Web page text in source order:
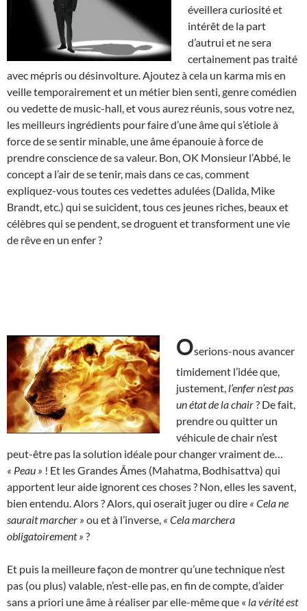
éveillera curiosité et
intérêt de la part
d’autrui et ne sera
certainement pas traité
avec mépris ou désinvolture. Ajoutez à cela un karma mis en
veille temporairement et un métier bien senti, genre comédien
ou vedette de music-hall, et vous aurez réunis, sous votre nez,
les meilleurs ingrédients pour faire d’une âme qui s’étiole à
force de se sentir minable, une âme épanouie à force de
prendre conscience de sa valeur. Bon, OK Monsieur l’Abbé, le
concept a l’air de se tenir, mais dans ce cas, comment
expliquez-vous toutes ces vedettes adulées (Dalida, Mike
Brandt, etc.) qui se suicident, tous ces jeunes riches, beaux et
célèbres qui se pendent, se droguent et transforment une vie
de rêve en un enfer ?
Oserions-nous avancer
timidement l’idée que,
justement, l’enfer n’est pas
un état de la chair? De fait,
prendre ou quitter un
véhicule de chair n’est
peut-être pas la solution idéale pour changer vraiment de…
« Peau » ! Et les Grandes Âmes (Mahatma, Bodhisattva) qui
apportent leur aide ignorent ces choses ? Non, elles les savent,
bien entendu. Alors ? Alors, qui oserait juger ou dire « Cela ne
saurait marcher » ou et à l’inverse, « Cela marchera
obligatoirement » ?
Et puis la meilleure façon de montrer qu’une technique n’est
pas (ou plus) valable, n’est-elle pas, en fin de compte, d’aider
sans a priori une âme à réaliser par elle-même que « la vérité est